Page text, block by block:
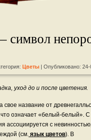
символ
Цветы | Опубликовано:
уход до и после цветения.
свое название от
означает «белый-белый». С
ассоциируется с
(см. язык цветов). В